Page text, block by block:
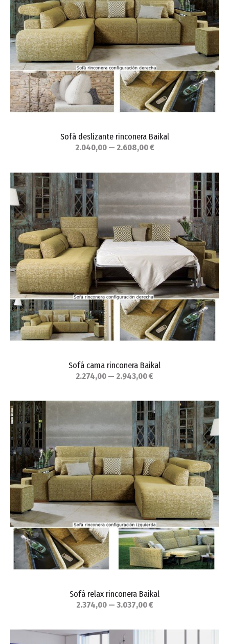
Sofá deslizante rinconera Baikal
2.040,00 — 2.608,00 €
Sofá cama rinconera Baikal
2.274,00 — 2.943,00 €
Sofá relax rinconera Baikal
2.374,00 — 3.037,00 €